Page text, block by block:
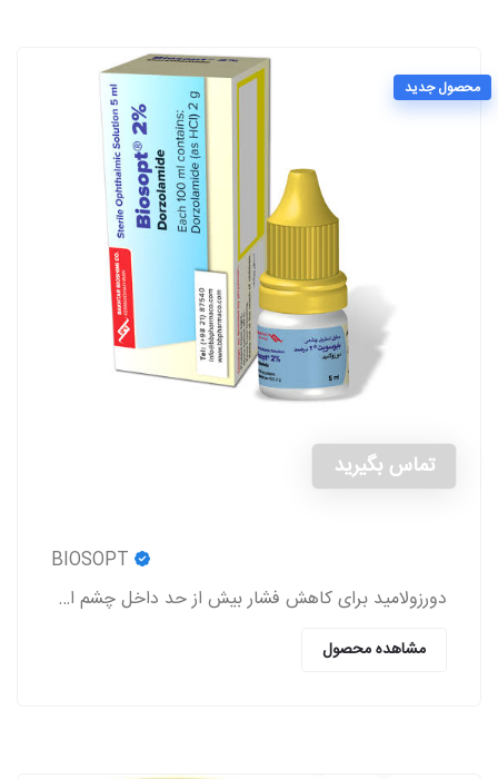
محصول جدید
تماس بگیرید
دورزولامید برای کاهش فشار بیش از حد داخل چشم استفاده می شود.
مشاهده محصول